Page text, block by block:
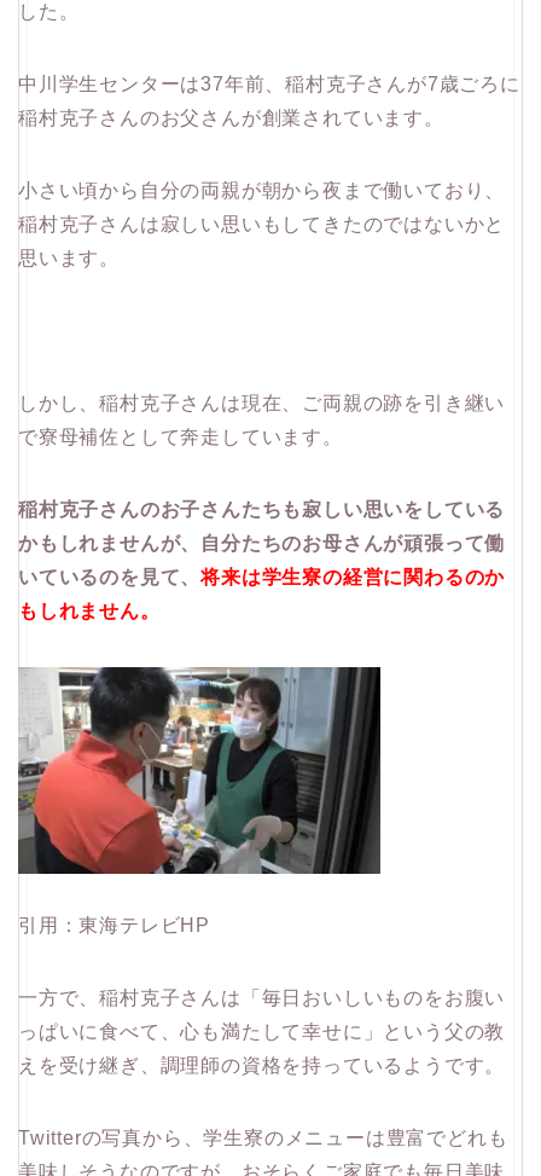
した。
中川学生センターは37年前、稲村克子さんが7歳ごろに
稲村克子さんのお父さんが創業されています。
小さい頃から自分の両親が朝から夜まで働いており、
稲村克子さんは寂しい思いもしてきたのではないかと
思います。
しかし、稲村克子さんは現在、ご両親の跡を引き継い
で寮母補佐として奔走しています。
稲村克子さんのお子さんたちも寂しい思いをしている
かもしれませんが、自分たちのお母さんが頑張って働
いているのを見て、将来は学生寮の経営に関わるのか
もしれません。
引用：東海テレビHP
一方で、稲村克子さんは「毎日おいしいものをお腹い
っぱいに食べて、心も満たして幸せに」という父の教
えを受け継ぎ、調理師の資格を持っているようです。
Twitterの写真から、学生寮のメニューは豊富でどれも